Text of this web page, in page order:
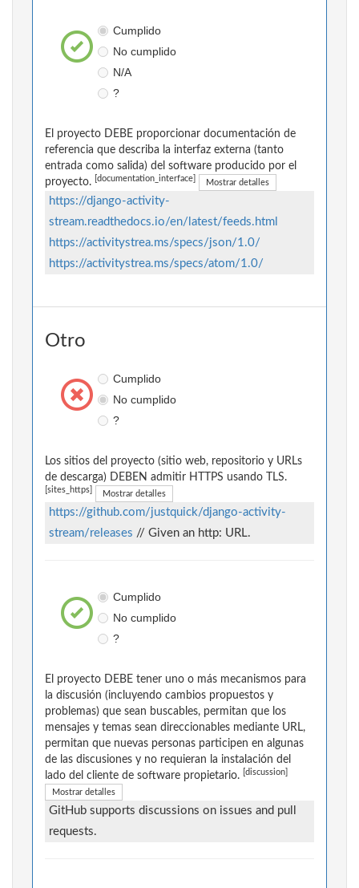
Cumplido
No cumplido
N/A
?
El proyecto DEBE proporcionar documentación de
referencia que describa la interfaz externa (tanto
entrada como salida) del software producido por el
proyecto.
[documentation_interface] Mostrar detalles
https://django-activity-
stream.readthedocs.io/en/latest/feeds.html
https://activitystrea.ms/specs/json/1.0/
https://activitystrea.ms/specs/atom/1.0/
Otro
Cumplido
No cumplido
?
Los sitios del proyecto (sitio web, repositorio y URLs
de descarga) DEBEN admitir HTTPS usando TLS.
[sites_https] Mostrar detalles
https://github.com/justquick/django-activity-
stream/releases // Given an http: URL.
Cumplido
No cumplido
?
El proyecto DEBE tener uno o más mecanismos para
la discusión (incluyendo cambios propuestos y
problemas) que sean buscables, permitan que los
mensajes y temas sean direccionables mediante URL,
permitan que nuevas personas participen en algunas
de las discusiones y no requieran la instalación del
lado del cliente de software propietario.
[discussion]
Mostrar detalles
GitHub supports discussions on issues and pull
requests.